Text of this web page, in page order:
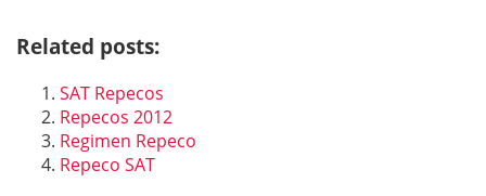
Related posts:
SAT Repecos
Repecos 2012
Regimen Repeco
Repeco SAT